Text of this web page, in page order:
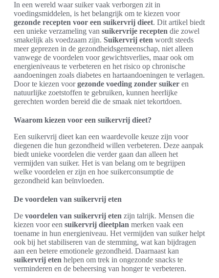
In een wereld waar suiker vaak verborgen zit in
voedingsmiddelen, is het belangrijk om te kiezen voor
gezonde recepten voor een suikervrij dieet. Dit artikel biedt
een unieke verzameling van suikervrije recepten die zowel
smakelijk als voedzaam zijn. Suikervrij eten wordt steeds
meer geprezen in de gezondheidsgemeenschap, niet alleen
vanwege de voordelen voor gewichtsverlies, maar ook om
energieniveaus te verbeteren en het risico op chronische
aandoeningen zoals diabetes en hartaandoeningen te verlagen.
Door te kiezen voorgezonde voeding zonder suiker en
natuurlijke zoetstoffen te gebruiken, kunnen heerlijke
gerechten worden bereid die de smaak niet tekortdoen.
Waarom kiezen voor een suikervrij dieet?
Een suikervrij dieet kan een waardevolle keuze zijn voor
diegenen die hun gezondheid willen verbeteren. Deze aanpak
biedt unieke voordelen die verder gaan dan alleen het
vermijden van suiker. Het is van belang om te begrijpen
welke voordelen er zijn en hoe suikerconsumptie de
gezondheid kan beïnvloeden.
De voordelen van suikervrij eten
De voordelen van suikervrij eten zijn talrijk. Mensen die
kiezen voor een suikervrij dieetplan merken vaak een
toename in hun energieniveau. Het vermijden van suiker helpt
ook bij het stabiliseren van de stemming, wat kan bijdragen
aan een betere emotionele gezondheid. Daarnaast kan
suikervrij eten helpen om trek in ongezonde snacks te
verminderen en de beheersing van honger te verbeteren.